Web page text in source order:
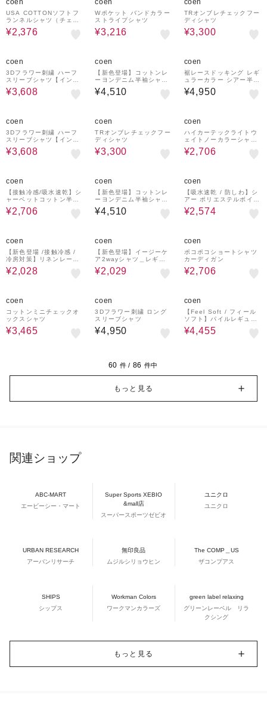
coen
USA COTTONソフトフ
ランネルシャツ（チェッ
ク）
¥2,376
coen
Wポケット バンドカラー
ストライプシャツ
¥3,216
coen
TRオンブレチェックフー
ディシャツ
¥3,300
coen
3Dフラワー刺繍 ハーフ
スリーブシャツ【インフ
ルエンサー紹介アイテ
ム】
¥3,608
coen
【新色登場】コットンレ
ーヨンデニム半袖シャツ
（Youtube紹介アイテ
ム）
¥4,510
coen
裾レースドッキング レギ
ュラーカラー シアー半袖
シャツ
¥4,950
coen
3Dフラワー刺繍 ハーフ
スリーブシャツ【インフ
ルエンサー紹介アイテ
ム】
¥3,608
coen
TRオンブレチェックフー
ディシャツ
¥3,300
coen
ハイカーテックライトウ
ェイトノーカラーシャツ
【洗濯機洗い可・２WAY
ストレッチ・防シワ】
¥2,706
coen
【接触冷感/吸水速乾】シ
ャーベットコットン半袖
シャツ
¥2,706
coen
【新色登場】コットンレ
ーヨンデニム半袖シャツ
（Youtube紹介アイテ
ム）
¥4,510
coen
【吸水速乾 / 防しわ】シ
アー ポリエステルボイル
半袖シャツ
¥2,574
coen
【新色登場 /接触冷感 /
冷房対策】リネンレーヨ
ンレギュラーカラーシャ
ツ（インフルエンサー紹
¥2,028
coen
【新色登場】イージーケ
ア2wayシャツ＿レギュ
ラーカラー
¥2,029
coen
ポコポコショートシャツ
カーディガン
¥2,706
coen
コットンミニチェックオ
ックスシャツ
¥3,465
coen
3Dフラワー刺繍 ロング
スリーブシャツ
¥4,950
coen
【Feel Soft / フィール
ソフト】パイルレギュラ
ーカラーシャツ（インフ
ルエンサー紹介アイテ
¥4,455
60 件 / 86 件中
もっと見る
関連ショップ
ABC-MART
エービーシー・マート
Super Sports XEBIO
&mall店
スーパースポーツゼビオ
ユニクロ
ユニクロ
URBAN RESEARCH
アーバンリサーチ
無印良品
ムジルシリョウヒン
The COMP＿US
ザコンプアス
SHIPS
シップス
Workman Colors
ワークマンカラーズ
green label relaxing
グリーンレーベル リラ
クシング
もっと見る